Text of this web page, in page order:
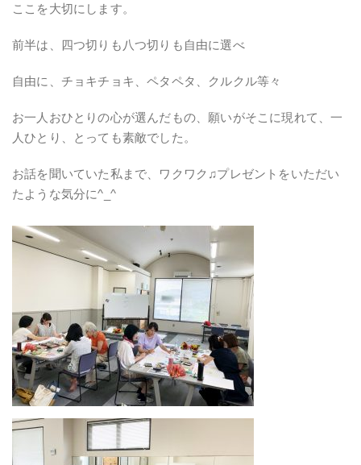
ここを大切にします。
前半は、四つ切りも八つ切りも自由に選べ
自由に、チョキチョキ、ペタペタ、クルクル等々
お一人おひとりの心が選んだもの、願いがそこに現れて、一
人ひとり、とっても素敵でした。
お話を聞いていた私まで、ワクワク♫プレゼントをいただい
たような気分に^_^